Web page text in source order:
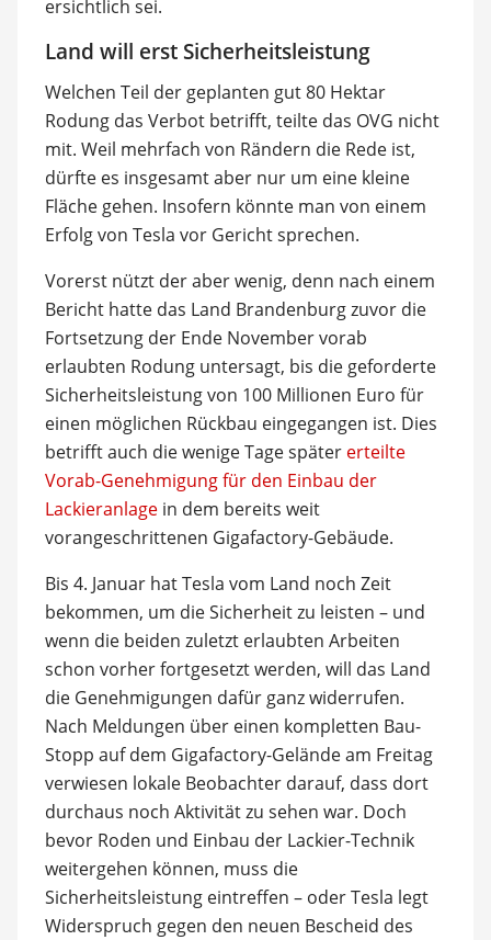
ersichtlich sei.
Land will erst Sicherheitsleistung
Welchen Teil der geplanten gut 80 Hektar
Rodung das Verbot betrifft, teilte das OVG nicht
mit. Weil mehrfach von Rändern die Rede ist,
dürfte es insgesamt aber nur um eine kleine
Fläche gehen. Insofern könnte man von einem
Erfolg von Tesla vor Gericht sprechen.
Vorerst nützt der aber wenig, denn nach einem
Bericht hatte das Land Brandenburg zuvor die
Fortsetzung der Ende November vorab
erlaubten Rodung untersagt, bis die geforderte
Sicherheitsleistung von 100 Millionen Euro für
einen möglichen Rückbau eingegangen ist. Dies
betrifft auch die wenige Tage später erteilte
Vorab-Genehmigung für den Einbau der
Lackieranlagein dem bereits weit
vorangeschrittenen Gigafactory-Gebäude.
Bis 4. Januar hat Tesla vom Land noch Zeit
bekommen, um die Sicherheit zu leisten – und
wenn die beiden zuletzt erlaubten Arbeiten
schon vorher fortgesetzt werden, will das Land
die Genehmigungen dafür ganz widerrufen.
Nach Meldungen über einen kompletten Bau-
Stopp auf dem Gigafactory-Gelände am Freitag
verwiesen lokale Beobachter darauf, dass dort
durchaus noch Aktivität zu sehen war. Doch
bevor Roden und Einbau der Lackier-Technik
weitergehen können, muss die
Sicherheitsleistung eintreffen – oder Tesla legt
Widerspruch gegen den neuen Bescheid des